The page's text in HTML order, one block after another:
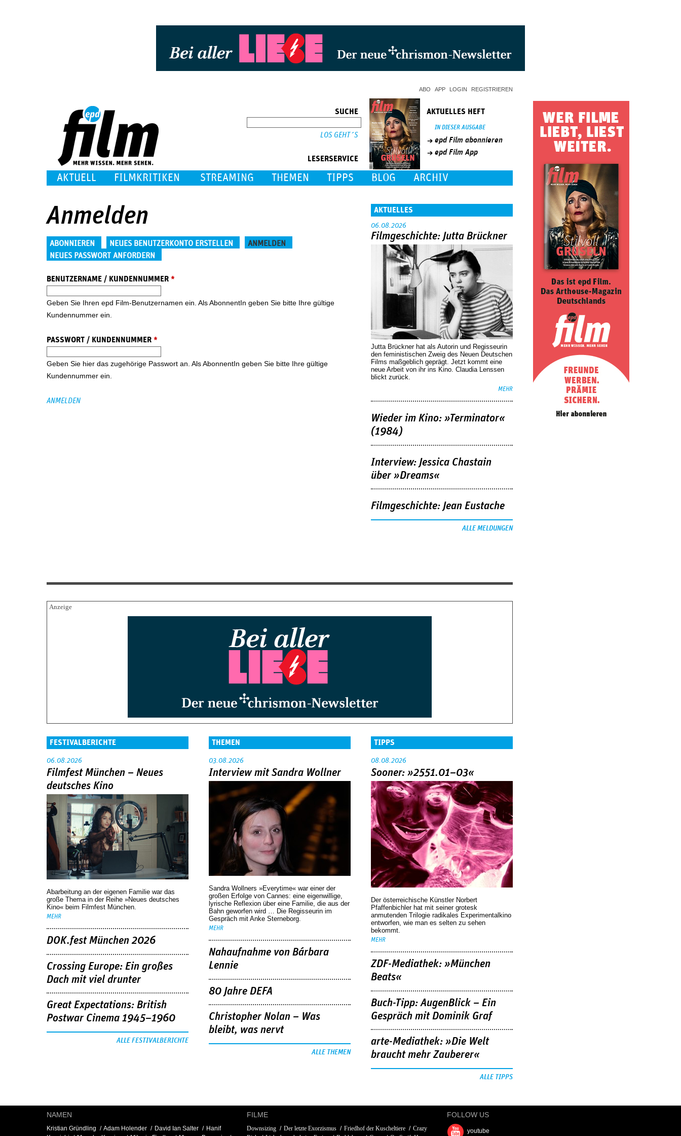
ABO APP LOGIN REGISTRIEREN
SUCHE
LESERSERVICE
AKTUELLES HEFT
IN DIESER AUSGABE
epd Film abonnieren
epd Film App
AKTUELL FILMKRITIKEN STREAMING THEMEN TIPPS BLOG ARCHIV
Anmelden
Haupt-Reiter
ABONNIEREN NEUES BENUTZERKONTO ERSTELLEN ANMELDEN
NEUES PASSWORT ANFORDERN
BENUTZERNAME / KUNDENNUMMER *
Geben Sie Ihren epd Film-Benutzernamen ein. Als AbonnentIn geben Sie bitte Ihre gültige
Kundennummer ein.
PASSWORT / KUNDENNUMMER *
Geben Sie hier das zugehörige Passwort an. Als AbonnentIn geben Sie bitte Ihre gültige
Kundennummer ein.
AKTUELLES
06.08.2026
Filmgeschichte: Jutta Brückner
Jutta Brückner hat als Autorin und Regisseurin
den feministischen Zweig des Neuen Deutschen
Films maßgeblich geprägt. Jetzt kommt eine
neue Arbeit von ihr ins Kino. Claudia Lenssen
blickt zurück.
MEHR
Wieder im Kino: »Terminator«
(1984)
Interview: Jessica Chastain
über »Dreams«
Filmgeschichte: Jean Eustache
ALLE MELDUNGEN
FESTIVALBERICHTE
06.08.2026
Filmfest München – Neues
deutsches Kino
Abarbeitung an der eigenen Familie war das
große Thema in der Reihe »Neues deutsches
Kino« beim Filmfest München.
MEHR
DOK.fest München 2026
Crossing Europe: Ein großes
Dach mit viel drunter
Great Expectations: British
Postwar Cinema 1945–1960
ALLE FESTIVALBERICHTE
THEMEN
03.08.2026
Interview mit Sandra Wollner
Sandra Wollners »Everytime« war einer der
großen Erfolge von Cannes: eine eigenwillige,
lyrische Reflexion über eine ­Familie, die aus der
Bahn geworfen wird … Die Regisseurin im
Gespräch mit Anke Sterneborg.
MEHR
Nahaufnahme von Bárbara
Lennie
80 Jahre DEFA
Christopher Nolan – Was
bleibt, was nervt
ALLE THEMEN
TIPPS
08.08.2026
Sooner: »2551.01–03«
Der österreichische Künstler Norbert
Pfaffenbichler hat mit seiner grotesk
anmutenden Trilogie radikales Experimentalkino
entworfen, wie man es selten zu sehen
bekommt.
MEHR
ZDF-Mediathek: »München
Beats«
Buch-Tipp: AugenBlick – Ein
Gespräch mit Dominik Graf
arte-Mediathek: »Die Welt
braucht mehr Zauberer«
ALLE TIPPS
NAMEN
Kristian Gründling Adam Holender David Ian Salter
Hanif
FILME
Downsizing Der letzte Exorzismus Friedhof der Kuscheltiere
Crazy
FOLLOW US
youtube